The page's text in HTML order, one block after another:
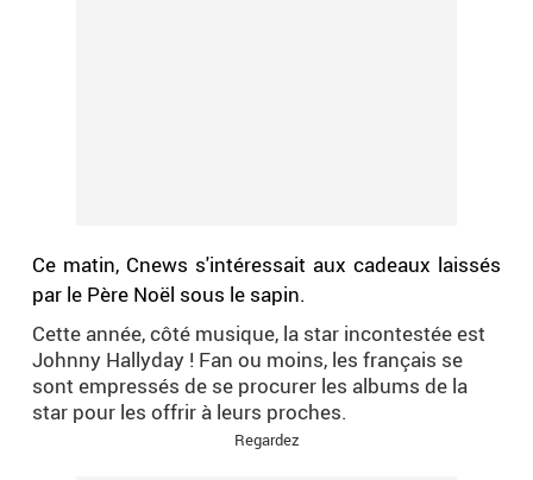
Ce matin, Cnews s'intéressait aux cadeaux laissés
par le Père Noël sous le sapin.
Cette année, côté musique, la star incontestée est
Johnny Hallyday ! Fan ou moins, les français se
sont empressés de se procurer les albums de la
star pour les offrir à leurs proches.
Regardez